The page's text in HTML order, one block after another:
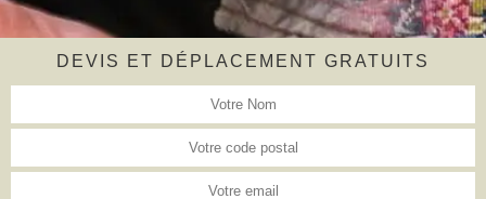
DEVIS ET DÉPLACEMENT GRATUITS